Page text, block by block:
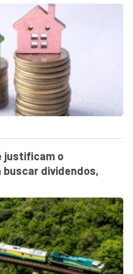
justificam o
buscar dividendos,